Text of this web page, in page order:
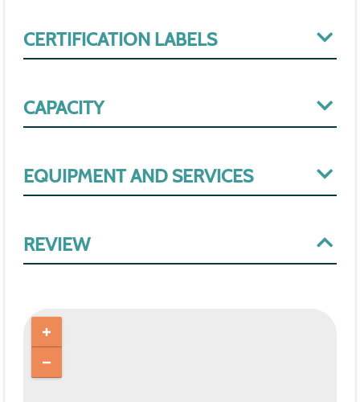
CERTIFICATION LABELS
CAPACITY
EQUIPMENT AND SERVICES
REVIEW